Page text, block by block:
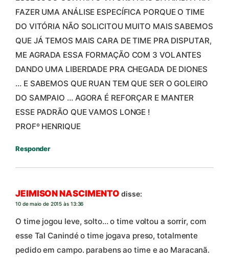
FAZER UMA ANÁLISE ESPECÍFICA PORQUE O TIME
DO VITÓRIA NÃO SOLICITOU MUITO MAIS SABEMOS
QUE JÁ TEMOS MAIS CARA DE TIME PRA DISPUTAR,
ME AGRADA ESSA FORMAÇÃO COM 3 VOLANTES
DANDO UMA LIBERDADE PRA CHEGADA DE DIONES
… E SABEMOS QUE RUAN TEM QUE SER O GOLEIRO
DO SAMPAIO … AGORA É REFORÇAR E MANTER
ESSE PADRÃO QUE VAMOS LONGE !
PROFº HENRIQUE
Responder
JEIMISON NASCIMENTO disse:
10 de maio de 2015 às 13:36
O time jogou leve, solto… o time voltou a sorrir, com
esse Tal Canindé o time jogava preso, totalmente
pedido em campo. parabens ao time e ao Maracanã.